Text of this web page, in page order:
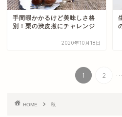
手間暇かかるけど美味しさ格
別！栗の渋皮煮にチャレンジ
2020年10月18日
1 2 ...
HOME 秋